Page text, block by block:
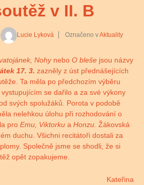
v II. B
Lucie Lyková Označeno vAktuality
Nohynebo O bleše jsou názvy
17. 3. zazněly z úst přednášejících
Ta měla po předchozím výběru
se dařilo a za své výkony
svých spolužáků. Porota v podobě
nelehkou úlohu při rozhodování o
pro Emu, Viktorku a Honzu. Žákovská
duchu. Všichni recitátoři dostali za
Společně jsme se shodli, že si
opět zopakujeme.
Kateřina